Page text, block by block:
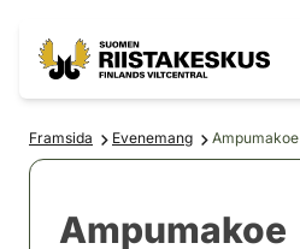
Framsida Evenemang Ampumakoe
Ampumakoe